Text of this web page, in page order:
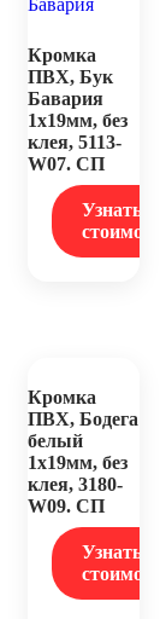
Кромка
ПВХ, Бук
Бавария
1х19мм, без
клея, 5113-
W07. СП
Узнать
стоимость
Кромка
ПВХ, Бодега
белый
1х19мм, без
клея, 3180-
W09. СП
Узнать
стоимость